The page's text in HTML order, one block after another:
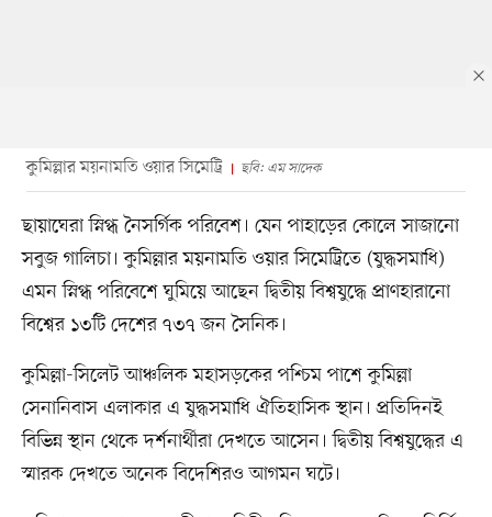
কুমিল্লার ময়নামতি ওয়ার সিমেট্রি ছবি: এম সাদেক
ছায়াঘেরা স্নিগ্ধ নৈসর্গিক পরিবেশ। যেন পাহাড়ের কোলে সাজানো
সবুজ গালিচা। কুমিল্লার ময়নামতি ওয়ার সিমেট্রিতে (যুদ্ধসমাধি)
এমন স্নিগ্ধ পরিবেশে ঘুমিয়ে আছেন দ্বিতীয় বিশ্বযুদ্ধে প্রাণহারানো
বিশ্বের ১৩টি দেশের ৭৩৭ জন সৈনিক।
কুমিল্লা-সিলেট আঞ্চলিক মহাসড়কের পশ্চিম পাশে কুমিল্লা
সেনানিবাস এলাকার এ যুদ্ধসমাধি ঐতিহাসিক স্থান। প্রতিদিনই
বিভিন্ন স্থান থেকে দর্শনার্থীরা দেখতে আসেন। দ্বিতীয় বিশ্বযুদ্ধের এ
স্মারক দেখতে অনেক বিদেশিরও আগমন ঘটে।